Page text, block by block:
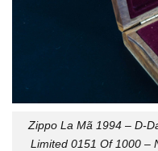
Zippo La Mã 1994 – D-
Limited 0151 Of 1000 –